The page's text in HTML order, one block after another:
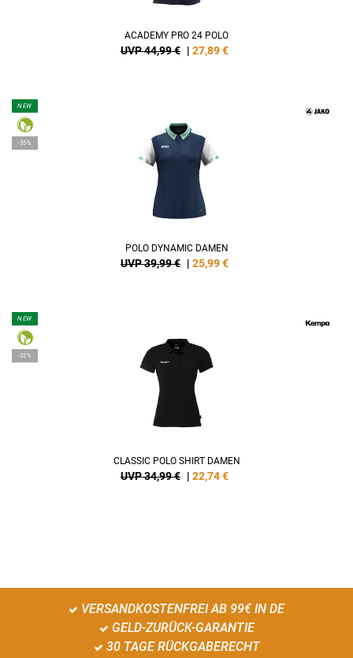
ACADEMY PRO 24 POLO
UVP 44,99 € | 27,89€
NEW
-35%
POLO DYNAMIC DAMEN
UVP 39,99 € | 25,99€
NEW
-35%
CLASSIC POLO SHIRT DAMEN
UVP 34,99 € | 22,74€
VERSANDKOSTENFREI AB 99€ IN DE
GELD-ZURÜCK-GARANTIE
30 TAGE RÜCKGABERECHT